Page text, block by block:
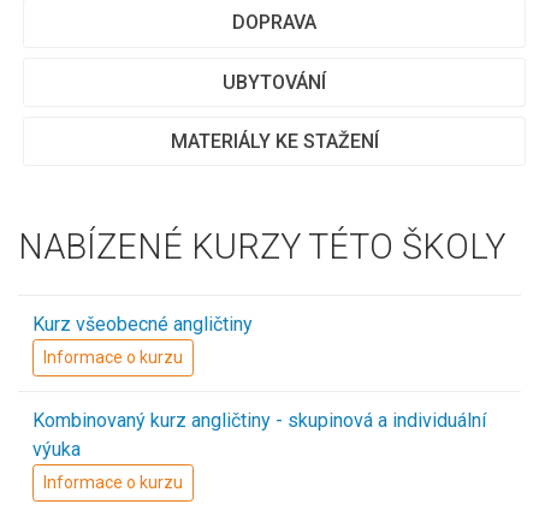
DOPRAVA
UBYTOVÁNÍ
MATERIÁLY KE STAŽENÍ
NABÍZENÉ KURZY TÉTO ŠKOLY
Kurz všeobecné angličtiny
Informace o kurzu
Kombinovaný kurz angličtiny - skupinová a individuální
výuka
Informace o kurzu